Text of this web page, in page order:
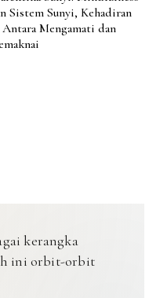
Sistem Sunyi, Kehadiran
Mengamati dan
kerangka
ini orbit-orbit